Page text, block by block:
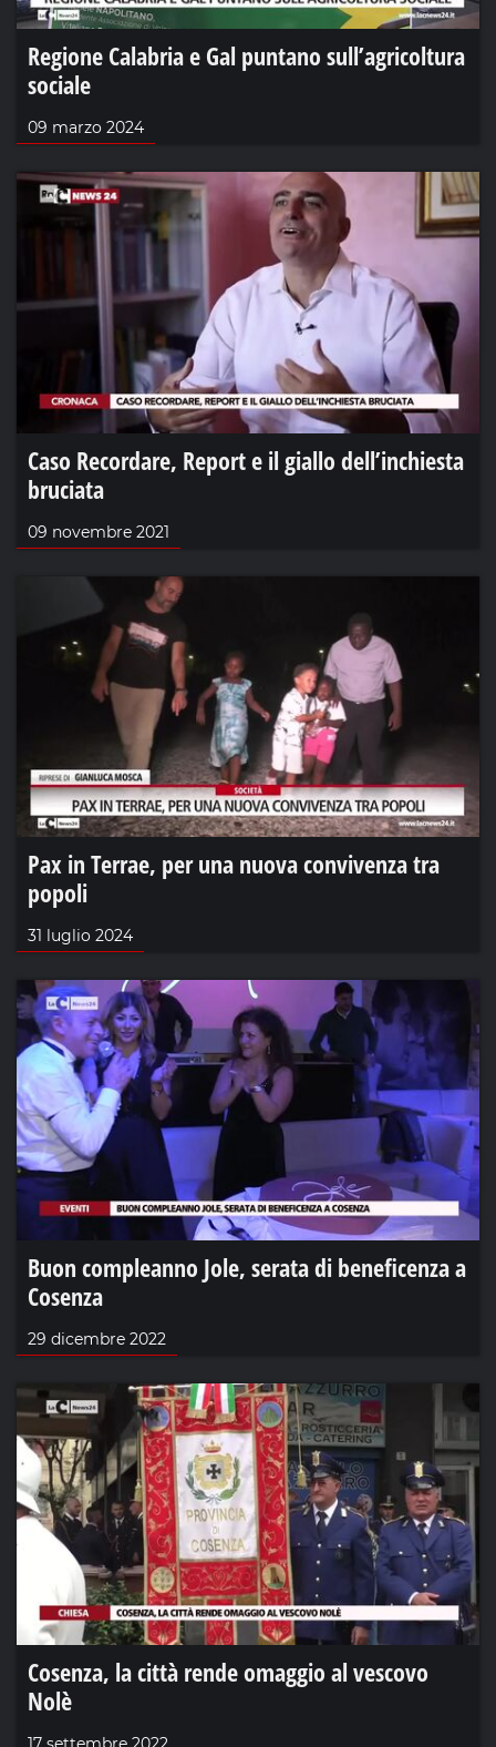
Regione Calabria e Gal puntano sull’agricoltura
sociale
09 marzo 2024
Caso Recordare, Report e il giallo dell’inchiesta
bruciata
09 novembre 2021
Pax in Terrae, per una nuova convivenza tra
popoli
31 luglio 2024
Buon compleanno Jole, serata di beneficenza a
Cosenza
29 dicembre 2022
Cosenza, la città rende omaggio al vescovo
Nolè